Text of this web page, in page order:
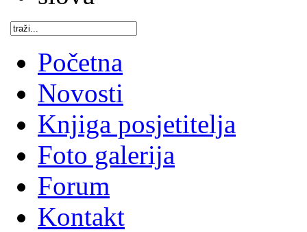
Početna
Novosti
Knjiga posjetitelja
Foto galerija
Forum
Kontakt